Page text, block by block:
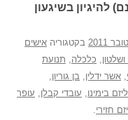
להיגיון בשיגעון
בקטגוריה אישים
ושלטון כלכלה
תנועת
אשר ידלין בן גוריון
בימינו עובדי קבלן
עופר
חזירי